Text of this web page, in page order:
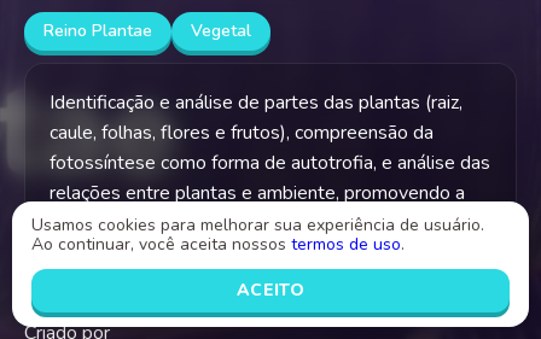
Reino Plantae Vegetal
Identificação e análise de partes das plantas (raiz,
caule, folhas, flores e frutos), compreensão da
fotossíntese como forma de autotrofia, e análise das
relações entre plantas e ambiente, promovendo a
observação, o cuidado com a natureza e o trabalho
em equipe
Criado por
Usamos cookies para melhorar sua experiência de usuário.
Ao continuar, você aceita nossos termos de uso.
ACEITO